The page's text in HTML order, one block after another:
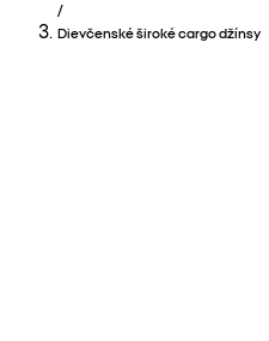
/
Dievčenské široké cargo džínsy